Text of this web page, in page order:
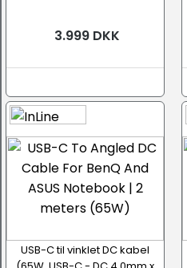
3.999 DKK
USB-C til vinklet DC kabel